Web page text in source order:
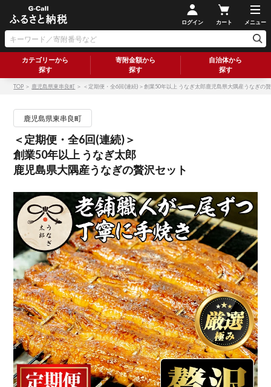
ログイン カート メニュー
カテゴリーから
探す
寄附金額から
探す
自治体から
探す
TOP ＞ 鹿児島県東串良町 ＞ ＜定期便・全6回(連続)＞創業50年以上 うなぎ太郎鹿児島県大隅産うなぎの
鹿児島県東串良町
＜定期便・全6回(連続)＞
創業50年以上 うなぎ太郎
鹿児島県大隅産うなぎの贅沢セット